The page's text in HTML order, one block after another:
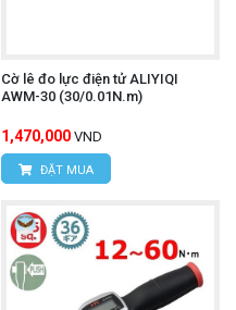
Cờ lê đo lực điện tử ALIYIQI
AWM-30 (30/0.01N.m)
1,470,000 VND
ĐẶT MUA